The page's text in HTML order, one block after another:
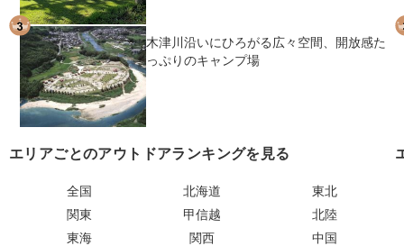
木津川沿いにひろがる広々空間、開放感た
っぷりのキャンプ場
エリアごとのアウトドアランキングを見る
全国 北海道
東北
関東
甲信越
北陸
東海
関西
中国